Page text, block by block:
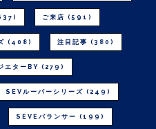
ご来店 (591)
(408) 注目記事 (380)
エターBY (279)
SEVルーパーシリーズ (249)
SEVEバランサー (199)